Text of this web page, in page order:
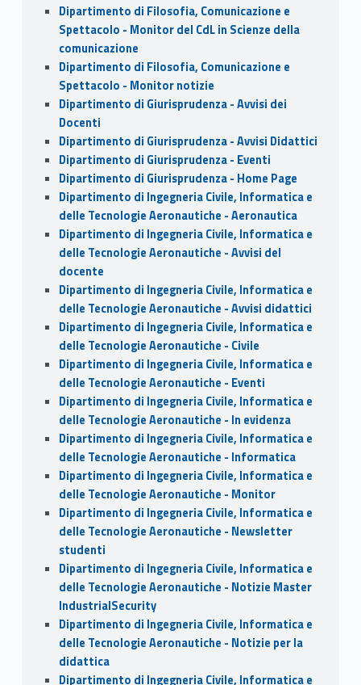
Dipartimento di Filosofia, Comunicazione e
Spettacolo - Monitor del CdL in Scienze della
comunicazione
Dipartimento di Filosofia, Comunicazione e
Spettacolo - Monitor notizie
Dipartimento di Giurisprudenza - Avvisi dei
Docenti
Dipartimento di Giurisprudenza - Avvisi Didattici
Dipartimento di Giurisprudenza - Eventi
Dipartimento di Giurisprudenza - Home Page
Dipartimento di Ingegneria Civile, Informatica e
delle Tecnologie Aeronautiche - Aeronautica
Dipartimento di Ingegneria Civile, Informatica e
delle Tecnologie Aeronautiche - Avvisi del
docente
Dipartimento di Ingegneria Civile, Informatica e
delle Tecnologie Aeronautiche - Avvisi didattici
Dipartimento di Ingegneria Civile, Informatica e
delle Tecnologie Aeronautiche - Civile
Dipartimento di Ingegneria Civile, Informatica e
delle Tecnologie Aeronautiche - Eventi
Dipartimento di Ingegneria Civile, Informatica e
delle Tecnologie Aeronautiche - In evidenza
Dipartimento di Ingegneria Civile, Informatica e
delle Tecnologie Aeronautiche - Informatica
Dipartimento di Ingegneria Civile, Informatica e
delle Tecnologie Aeronautiche - Monitor
Dipartimento di Ingegneria Civile, Informatica e
delle Tecnologie Aeronautiche - Newsletter
studenti
Dipartimento di Ingegneria Civile, Informatica e
delle Tecnologie Aeronautiche - Notizie Master
IndustrialSecurity
Dipartimento di Ingegneria Civile, Informatica e
delle Tecnologie Aeronautiche - Notizie per la
didattica
Dipartimento di Ingegneria Civile, Informatica e